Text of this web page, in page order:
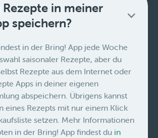
Rezepte in meiner
speichern?
in der Bring! App jede Woche
saisonaler Rezepte, aber du
Rezepte aus dem Internet oder
Apps in deiner eigenen
abspeichern. Übrigens kannst
eines Rezepts mit nur einem Klick
setzen. Mehr Informationen
in der Bring! App findest du in